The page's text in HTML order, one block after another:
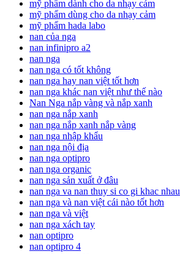
mỹ phẩm dành cho da nhạy cảm
mỹ phẩm dùng cho da nhạy cảm
mỹ phẩm hada labo
nan của nga
nan infinipro a2
nan nga
nan nga có tốt không
nan nga hay nan việt tốt hơn
nan nga khác nan việt như thế nào
Nan Nga nắp vàng và nắp xanh
nan nga nắp xanh
nan nga nắp xanh nắp vàng
nan nga nhập khẩu
nan nga nội địa
nan nga optipro
nan nga organic
nan nga sản xuất ở đâu
nan nga va nan thuy si co gi khac nhau
nan nga và nan việt cái nào tốt hơn
nan nga và việt
nan nga xách tay
nan optipro
nan optipro 4